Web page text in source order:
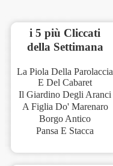
i 5 più Cliccati
della Settimana
La Piola Della Parolaccia
E Del Cabaret
Il Giardino Degli Aranci
A Figlia Do' Marenaro
Borgo Antico
Pansa E Stacca